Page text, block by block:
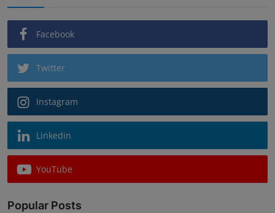
Facebook
Twitter
Instagram
Linkedin
YouTube
Popular Posts